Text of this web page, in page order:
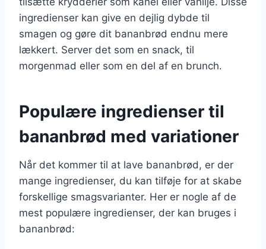
ingredienser kan give en dejlig dybde til
smagen og gøre dit bananbrød endnu mere
lækkert. Server det som en snack, til
morgenmad eller som en del af en brunch.
Populære ingredienser til
bananbrød med variationer
Når det kommer til at lave bananbrød, er der
mange ingredienser, du kan tilføje for at skabe
forskellige smagsvarianter. Her er nogle af de
mest populære ingredienser, der kan bruges i
bananbrød: